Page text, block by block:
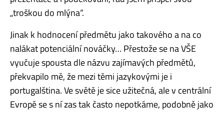
„troškou do mlýna“.
Jinak k hodnocení předmětu jako takového a na co
nalákat potenciální nováčky… Přestože se na VŠE
vyučuje spousta dle názvu zajímavých předmětů,
překvapilo mě, že mezi těmi jazykovými je i
portugalština. Ve světě je sice užitečná, ale v centrální
Evropě se s ní zas tak často nepotkáme, podobně jako